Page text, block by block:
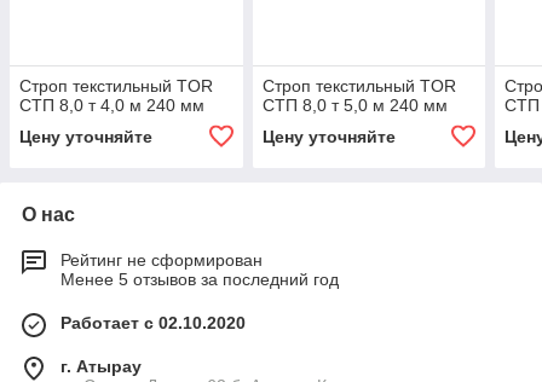
Строп текстильный TOR
СТП 8,0 т 4,0 м 240 мм
Цену уточняйте
Строп текстильный TOR
СТП 8,0 т 5,0 м 240 мм
Цену уточняйте
СТП
О нас
Рейтинг не сформирован
Менее 5 отзывов за последний год
Работает с 02.10.2020
г. Атырау